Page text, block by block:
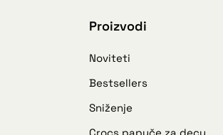
Proizvodi
Noviteti
Bestsellers
Sniženje